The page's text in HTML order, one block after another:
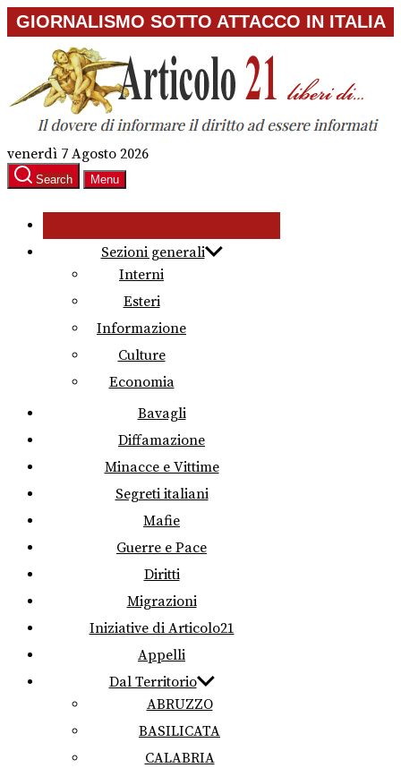
Skip
to
content
GIORNALISMO SOTTO ATTACCO IN ITALIA
venerdì 7 Agosto 2026
Search Menu
Sezioni generali
Interni
Esteri
Informazione
Culture
Economia
Bavagli
Diffamazione
Minacce e Vittime
Segreti italiani
Mafie
Guerre e Pace
Diritti
Migrazioni
Iniziative di Articolo21
Appelli
Dal Territorio
ABRUZZO
BASILICATA
CALABRIA